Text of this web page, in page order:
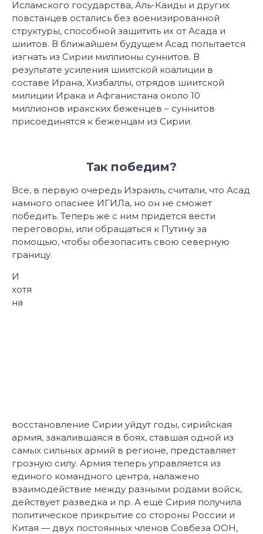
Исламского государства, Аль-Каиды и других
повстанцев остались без военизированной
структуры, способной защитить их от Асада и
шиитов. В ближайшем будущем Асад попытается
изгнать из Сирии миллионы суннитов. В
результате усиления шиитской коалиции в
составе Ирана, Хизбаллы, отрядов шиитской
милиции Ирака и Афганистана около 10
миллионов иракских беженцев – суннитов
присоединятся к беженцам из Сирии.
Так победим?
Все, в первую очередь Израиль, считали, что Асад
намного опаснее ИГИЛа, но он не сможет
победить. Теперь же с ним придется вести
переговоры, или обращаться к Путину за
помощью, чтобы обезопасить свою северную
границу.
И
хотя
на
восстановление Сирии уйдут годы, сирийская
армия, закалившаяся в боях, ставшая одной из
самых сильных армий в регионе, представляет
грозную силу. Армия теперь управляется из
единого командного центра, налажено
взаимодействие между разными родами войск,
действует разведка и пр. А ещё Сирия получила
политическое прикрытие со стороны России и
Китая — двух постоянных членов Совбеза ООН,